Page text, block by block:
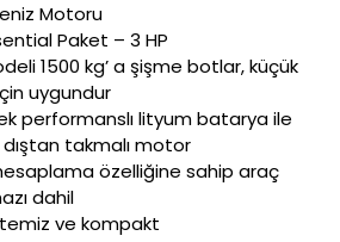
Motoru
Paket – 3 HP
1500 kg’ a şişme botlar, küçük
uygundur
performanslı lityum batarya ile
dıştan takmalı motor
özelliğine sahip araç
dahil
ve kompakt